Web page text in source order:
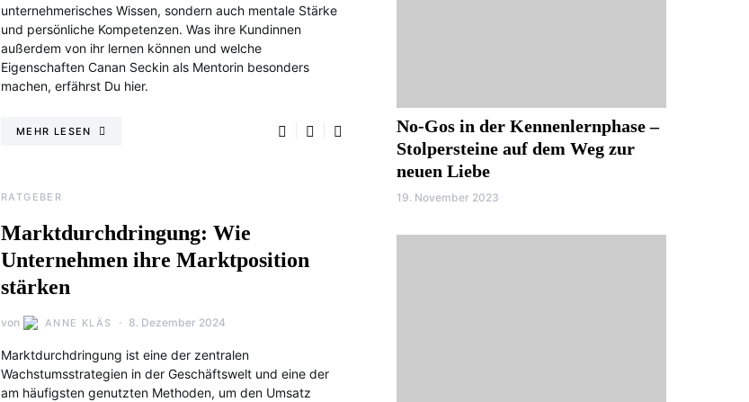
unternehmerisches Wissen, sondern auch mentale Stärke
und persönliche Kompetenzen. Was ihre Kundinnen
außerdem von ihr lernen können und welche
Eigenschaften Canan Seckin als Mentorin besonders
machen, erfährst Du hier.
MEHR LESEN
RATGEBER
Marktdurchdringung: Wie
Unternehmen ihre Marktposition
stärken
von ANNE KLÄS 8. Dezember 2024
Marktdurchdringung ist eine der zentralen
Wachstumsstrategien in der Geschäftswelt und eine der
am häufigsten genutzten Methoden, um den Umsatz
No-Gos in der Kennenlernphase –
Stolpersteine auf dem Weg zur
neuen Liebe
19. November 2023